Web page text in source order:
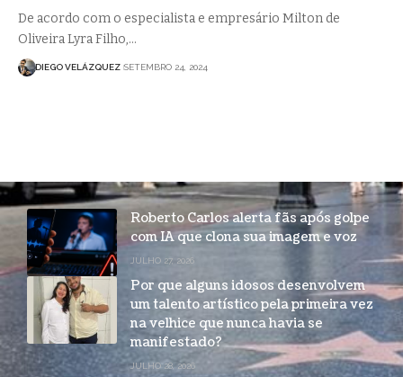
De acordo com o especialista e empresário Milton de
Oliveira Lyra Filho,…
DIEGO VELÁZQUEZ SETEMBRO 24, 2024
Roberto Carlos alerta fãs após golpe
com IA que clona sua imagem e voz
JULHO 27, 2026
Por que alguns idosos desenvolvem
um talento artístico pela primeira vez
na velhice que nunca havia se
manifestado?
JULHO 28, 2026